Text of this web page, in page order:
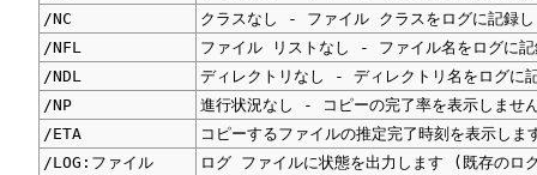
/NC
クラスなし - ファイル クラスをログに記録し
/NFL
ファイル リストなし - ファイル名をログに記
/NDL
ディレクトリなし - ディレクトリ名をログに
/NP
進行状況なし - コピーの完了率を表示しませ
/ETA
コピーするファイルの推定完了時刻を表示しま
/LOG:ファイル
ログ ファイルに状態を出力します (既存のロ